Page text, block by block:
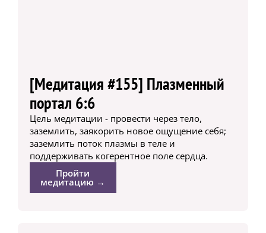
[Медитация #155] Плазменный
портал 6:6
Цель медитации - провести через тело,
заземлить, заякорить новое ощущение себя;
заземлить поток плазмы в теле и
поддерживать когерентное поле сердца.
Пройти
медитацию →